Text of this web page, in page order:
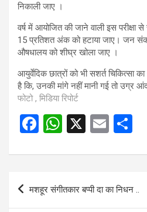
निकाली जाए ।
वर्ष में आयोजित की जाने वाली इस परीक्षा से
15 प्रतिशत अंक को हटाया जाए। जन
औषधालय को शीघ्र खोला जाए ।
आयुर्वेदिक छात्रों को भी सशर्त चिकित्सा
है कि, उनकी मांगे नहीं मानी गई तो उग्र
फोटो , मिडिया रिपोर्ट
F
ce
o
W
at
A
X
E
ail
Post
navigation
मशहूर संगीतकार बप्पी दा का निधन ..